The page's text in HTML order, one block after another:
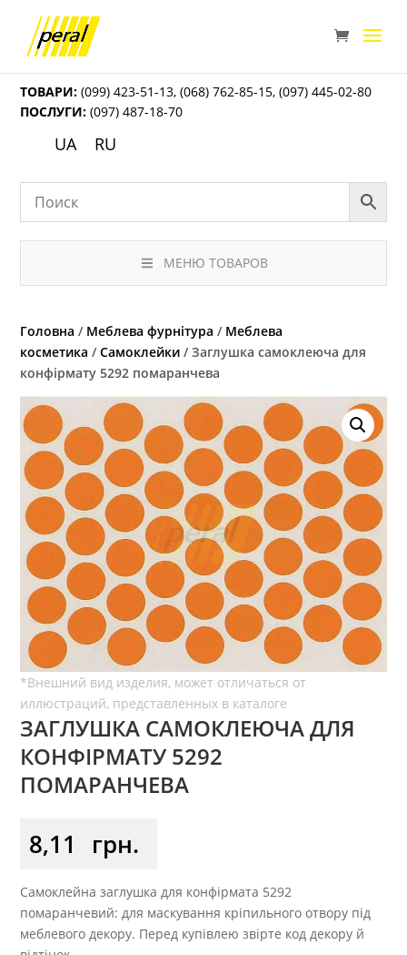
ТОВАРИ: (099) 423-51-13,(068) 762-85-15,(097) 445-02-80
ПОСЛУГИ: (097) 487-18-70
UA RU
МЕНЮ ТОВАРОВ
Головна / Меблева фурнітура / Меблева
косметика /Самоклейки / Заглушка самоклеюча для
конфірмату 5292 помаранчева
ЗАГЛУШКА САМОКЛЕЮЧА ДЛЯ
КОНФІРМАТУ 5292
ПОМАРАНЧЕВА
8,11 грн.
Самоклейна заглушка для конфірмата 5292
помаранчевий: для маскування кріпильного отвору під
меблевого декору. Перед купівлею звірте код декору й